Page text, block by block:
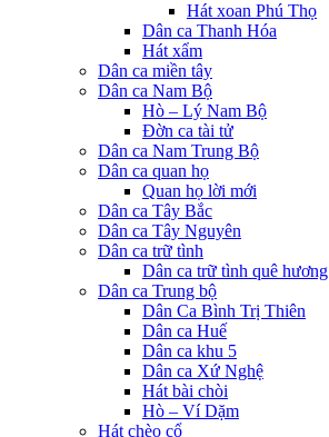
Hát xoan Phú Thọ
Dân ca Thanh Hóa
Hát xẩm
Dân ca miền tây
Dân ca Nam Bộ
Hò – Lý Nam Bộ
Đờn ca tài tử
Dân ca Nam Trung Bộ
Dân ca quan họ
Quan họ lời mới
Dân ca Tây Bắc
Dân ca Tây Nguyên
Dân ca trữ tình
Dân ca trữ tình quê hương
Dân ca Trung bộ
Dân Ca Bình Trị Thiên
Dân ca Huế
Dân ca khu 5
Dân ca Xứ Nghệ
Hát bài chòi
Hò – Ví Dặm
Hát chèo cổ